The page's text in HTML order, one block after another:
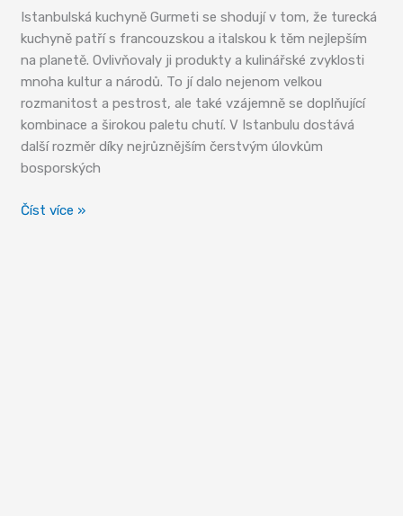
Istanbulská kuchyně Gurmeti se shodují v tom, že turecká
kuchyně patří s francouzskou a italskou k těm nejlepším
na planetě. Ovlivňovaly ji produkty a kulinářské zvyklosti
mnoha kultur a národů. To jí dalo nejenom velkou
rozmanitost a pestrost, ale také vzájemně se doplňující
kombinace a širokou paletu chutí. V Istanbulu dostává
další rozměr díky nejrůznějším čerstvým úlovkům
bosporských
Široká
Číst více »